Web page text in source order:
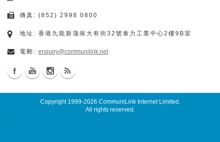
傳真: (852) 2998 0800
地址: 香港九龍新蒲崗大有街32號泰力工業中心2樓9B室
電郵: enquiry@communilink.net
Copyright 1999-2026 CommuniLink Internet Limited .
All rights reserved.